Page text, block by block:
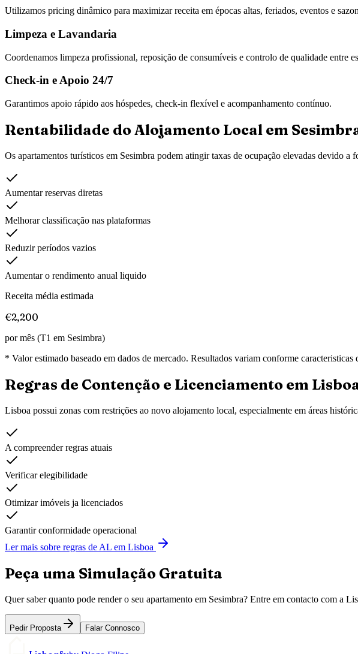
Utilizamos pricing dinâmico para maximizar receita em épocas altas, feriados, eventos e
Limpeza e Lavandaria
Coordenamos limpeza profissional, reposição de consumíveis e controlo de qualidade entre
Check-in e Apoio 24/7
Garantimos apoio rápido aos hóspedes, check-in flexível e acompanhamento contínuo.
Rentabilidade do Alojamento Local em
Os apartamentos turísticos em Sesimbra podem atingir taxas de ocupação elevadas devido
Aumentar reservas diretas
Melhorar classificação nas plataformas
Reduzir períodos vazios
Aumentar o rendimento anual liquido
Receita média estimada
€2,200
por mês (T1 em Sesimbra)
* Valor estimado baseado em dados de mercado. Resultados variam conforme caracteristicas
Regras de Contenção e Licenciamento em
Lisboa possui zonas com restrições ao novo alojamento local, especialmente em áreas
A compreender regras atuais
Verificar elegibilidade
Otimizar imóveis ja licenciados
Garantir conformidade operacional
Ler mais sobre regras de AL em Lisboa
Peça uma Simulação Gratuita
Quer saber quanto pode render o seu apartamento em Sesimbra? Entre em contacto com a
Pedir Proposta Falar Connosco